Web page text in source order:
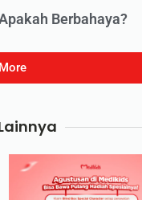
Berbahaya?